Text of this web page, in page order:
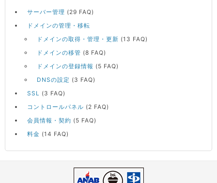
サーバー管理 (29 FAQ)
ドメインの管理・移転
ドメインの取得・管理・更新 (13 FAQ)
ドメインの移管 (8 FAQ)
ドメインの登録情報 (5 FAQ)
DNSの設定 (3 FAQ)
SSL
(3 FAQ)
コントロールパネル (2 FAQ)
会員情報・契約 (5 FAQ)
料金 (14 FAQ)